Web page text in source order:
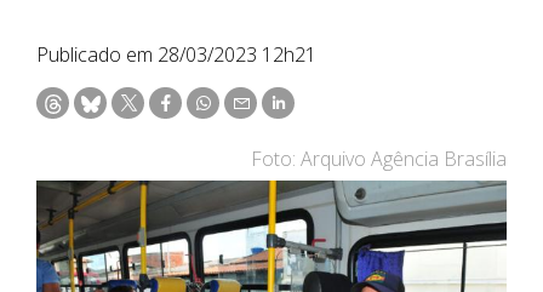
Publicado em 28/03/2023 12h21
Foto: Arquivo Agência Brasília